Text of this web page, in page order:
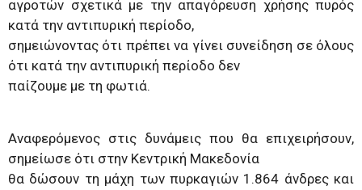
αγροτών σχετικά με την απαγόρευση χρήσης πυρός
κατά την αντιπυρική περίοδο,
σημειώνοντας ότι πρέπει να γίνει συνείδηση σε όλους
ότι κατά την αντιπυρική περίοδο δεν
παίζουμε με τη φωτιά.
Αναφερόμενος στις δυνάμεις που θα επιχειρήσουν,
σημείωσε ότι στην Κεντρική Μακεδονία
θα δώσουν τη μάχη των πυρκαγιών 1.864 άνδρες και